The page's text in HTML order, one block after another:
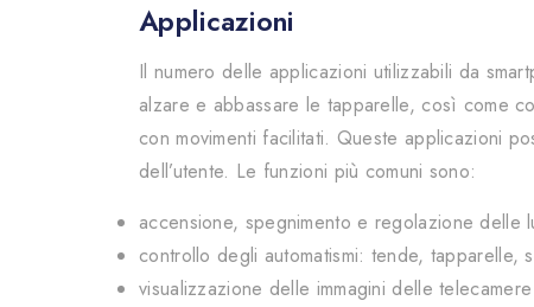
Applicazioni
Il numero delle applicazioni utilizzabili da
alzare e abbassare le tapparelle, così come
con movimenti facilitati. Queste applicazioni
dell’utente. Le funzioni più comuni sono:
accensione, spegnimento e regolazione delle
controllo degli automatismi: tende, tapparelle,
visualizzazione delle immagini delle